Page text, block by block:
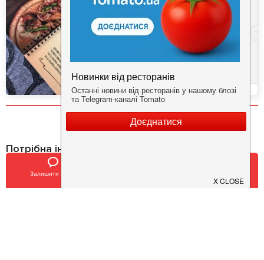
Залишити відгук
Потрібна інформація про заклад?
Завантажуйте додаток!